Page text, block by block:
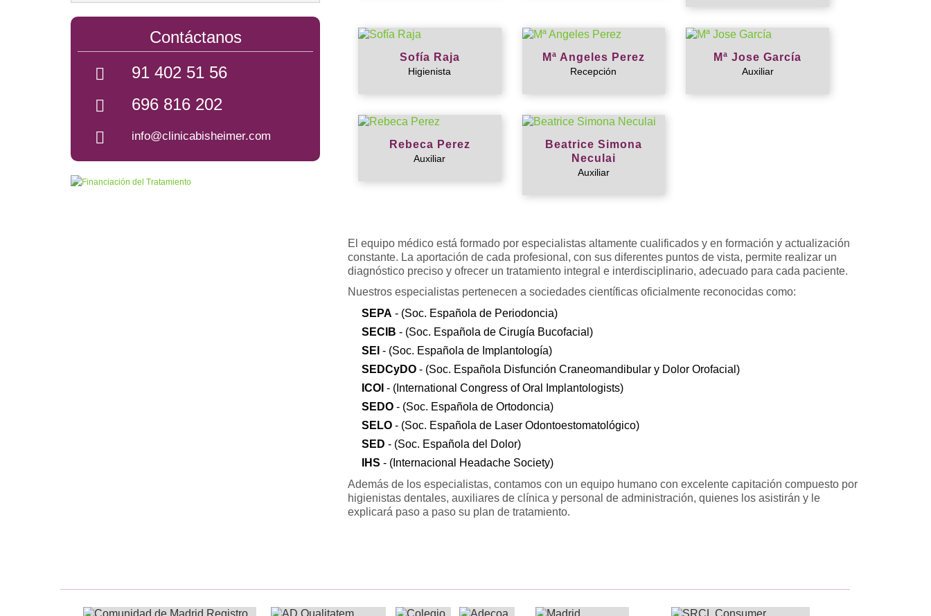
Sofía Raja
Higienista
Mª Angeles Perez
Recepción
Mª Jose García
Auxiliar
Rebeca Perez
Auxiliar
Beatrice Simona
Neculai
Auxiliar
El equipo médico está formado por especialistas altamente cualificados y en formación y actualización
constante. La aportación de cada profesional, con sus diferentes puntos de vista, permite realizar un
diagnóstico preciso y ofrecer un tratamiento integral e interdisciplinario, adecuado para cada paciente.
Nuestros especialistas pertenecen a sociedades científicas oficialmente reconocidas como:
SEPA - (Soc. Española de Periodoncia)
SECIB - (Soc. Española de Cirugía Bucofacial)
SEI - (Soc. Española de Implantología)
SEDCyDO - (Soc. Española Disfunción Craneomandibular y Dolor Orofacial)
ICOI - (International Congress of Oral Implantologists)
SEDO - (Soc. Española de Ortodoncia)
SELO - (Soc. Española de Laser Odontoestomatológico)
SED - (Soc. Española del Dolor)
IHS - (Internacional Headache Society)
Además de los especialistas, contamos con un equipo humano con excelente capitación compuesto por
higienistas dentales, auxiliares de clínica y personal de administración, quienes los asistirán y le
explicará paso a paso su plan de tratamiento.
Contáctanos
91 402 51 56
696 816 202
info@clinicabisheimer.com